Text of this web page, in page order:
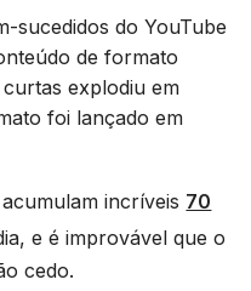
sucedidos do YouTube
de formato
explodiu em
foi lançado em
incríveis 70
e é improvável que o
cedo.